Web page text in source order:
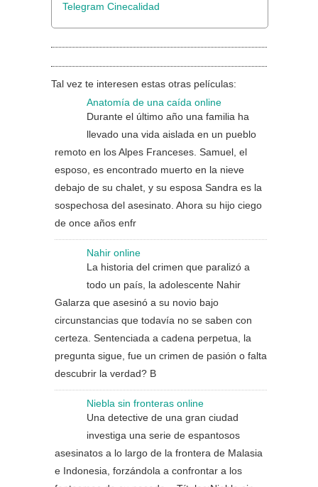
Telegram Cinecalidad
Tal vez te interesen estas otras películas:
Anatomía de una caída online
Durante el último año una familia ha
llevado una vida aislada en un pueblo
remoto en los Alpes Franceses. Samuel, el
esposo, es encontrado muerto en la nieve
debajo de su chalet, y su esposa Sandra es la
sospechosa del asesinato. Ahora su hijo ciego
de once años enfr
Nahir online
La historia del crimen que paralizó a
todo un país, la adolescente Nahir
Galarza que asesinó a su novio bajo
circunstancias que todavía no se saben con
certeza. Sentenciada a cadena perpetua, la
pregunta sigue, fue un crimen de pasión o falta
descubrir la verdad? B
Niebla sin fronteras online
Una detective de una gran ciudad
investiga una serie de espantosos
asesinatos a lo largo de la frontera de Malasia
e Indonesia, forzándola a confrontar a los